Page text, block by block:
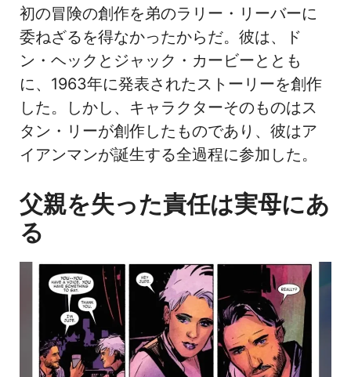
初の冒険の創作を弟のラリー・リーバーに
委ねざるを得なかったからだ。彼は、ド
ン・ヘックとジャック・カービーととも
に、1963年に発表されたストーリーを創作
した。しかし、キャラクターそのものはス
タン・リーが創作したものであり、彼はア
イアンマンが誕生する全過程に参加した。
父親を失った責任は実母にあ
る